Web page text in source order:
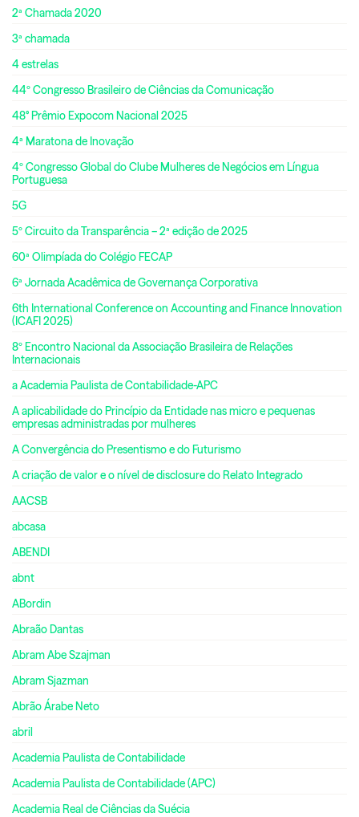
2ª Chamada 2020
3ª chamada
4 estrelas
44º Congresso Brasileiro de Ciências da Comunicação
48° Prêmio Expocom Nacional 2025
4ª Maratona de Inovação
4º Congresso Global do Clube Mulheres de Negócios em Língua
Portuguesa
5G
5º Circuito da Transparência – 2ª edição de 2025
60ª Olimpíada do Colégio FECAP
6ª Jornada Acadêmica de Governança Corporativa
6th International Conference on Accounting and Finance Innovation
(ICAFI 2025)
8º Encontro Nacional da Associação Brasileira de Relações
Internacionais
a Academia Paulista de Contabilidade-APC
A aplicabilidade do Princípio da Entidade nas micro e pequenas
empresas administradas por mulheres
A Convergência do Presentismo e do Futurismo
A criação de valor e o nível de disclosure do Relato Integrado
AACSB
abcasa
ABENDI
abnt
ABordin
Abraão Dantas
Abram Abe Szajman
Abram Sjazman
Abrão Árabe Neto
abril
Academia Paulista de Contabilidade
Academia Paulista de Contabilidade (APC)
Academia Real de Ciências da Suécia